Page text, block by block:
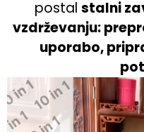
postal stalni
vzdrževanju:
uporabo,